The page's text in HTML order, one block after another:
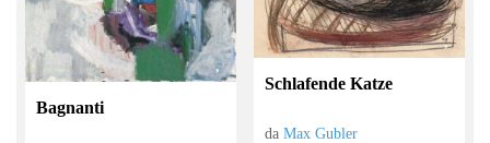
Bagnanti
Schlafende Katze
daMax Gubler